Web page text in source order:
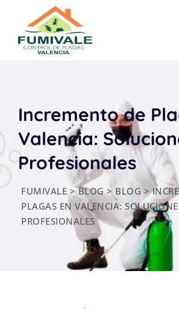
content
Incremento de
Valencia:
Profesionales
FUMIVALE >BLOG> BLOG >
PLAGAS EN VALENCIA:
PROFESIONALES